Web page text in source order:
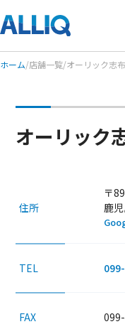
ホーム/店舗一覧/オーリック志
オーリック
住所
〒
鹿
TEL
FAX